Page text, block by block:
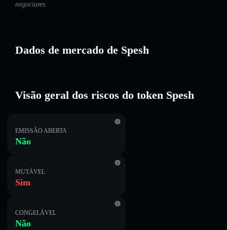
negociares.
Dados de mercado de Spesh
Visão geral dos riscos do token Spesh
EMISSÃO ABERTA
Não
MUTÁVEL
Sim
CONGELÁVEL
Não